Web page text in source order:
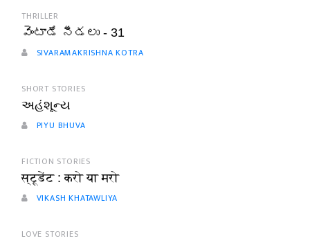
THRILLER
వెంటాడే నీడలు - 31
SIVARAMAKRISHNA KOTRA
SHORT STORIES
અહંશૂન્ય
PIYU BHUVA
FICTION STORIES
स्टूडेंट : करो या मरो
VIKASH KHATAWLIYA
LOVE STORIES